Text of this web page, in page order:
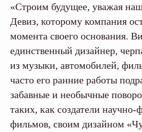
«Строим будущее, уважая
Девиз, которому компания
момента своего основания.
единственный дизайнер,
из музыки, автомобилей,
часто его ранние работы
забавные и необычные
таких, как создатели научно-
фильмов, своим дизайном